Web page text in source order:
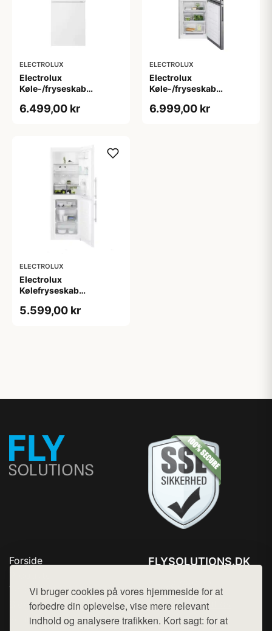
Vi bruger cookies på vores hjemmeside for at
forbedre din oplevelse, vise mere relevant
indhold og analysere trafikken. Kort sagt: for at
ELECTROLUX
Electrolux
Køle-/fryseskab
garanti
6.499,00 kr
ELECTROLUX
Electrolux
Køle-/fryseskab
garanti
6.999,00 kr
ELECTROLUX
Electrolux
Kølefryseskab
garanti
5.599,00 kr
Forside
Top Rabatter
Blog
Kontakt
FLYSOLUTIONS.DK
Mail: hej@want.dk
Cookie- og privatlivspolitik